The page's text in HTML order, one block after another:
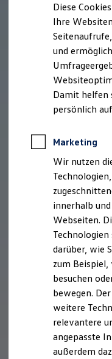
Behörden
Anpfiff zum
Elektromobilität
Elektroautos
ID.
ID.
Reichweite
Laden
Laden
Batterie
Kosten und
E-Auto-
Software
Die ID.
ID.
Digitale
Diese
Ihre
und
Damit helfen
persönlich
Marketing
Wir nutzen
innerhalb
Webseiten.
darüber, wie
zum Beispiel,
besuchen
bewegen.
weitere
relevantere
angepasste
außerdem